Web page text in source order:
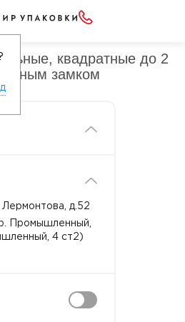
квадратные до 2 л
квадратные до 2
замком
Лермонтова, д.52
Промышленный,
4 ст2)